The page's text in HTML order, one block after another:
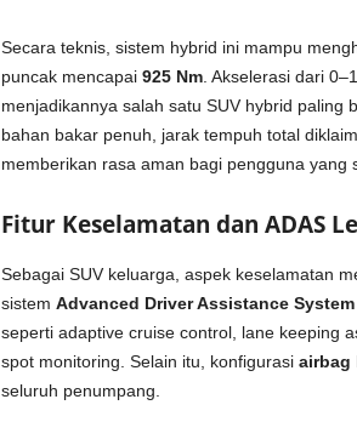
Secara teknis, sistem hybrid ini mampu
puncak mencapai 925 Nm. Akselerasi dari
menjadikannya salah satu SUV hybrid paling
bahan bakar penuh, jarak tempuh total
memberikan rasa aman bagi pengguna yang
Fitur Keselamatan dan ADAS
Sebagai SUV keluarga, aspek keselamatan
sistem Advanced Driver Assistance System
seperti adaptive cruise control, lane keeping
spot monitoring. Selain itu, konfigurasi airbag
seluruh penumpang.